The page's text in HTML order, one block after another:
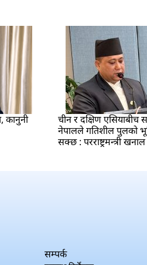
कानुनी
चीन र दक्षिण एसियाबीच
नेपालले गतिशील पुलको
सक्छ : परराष्ट्रमन्त्री खनाल
सम्पर्क